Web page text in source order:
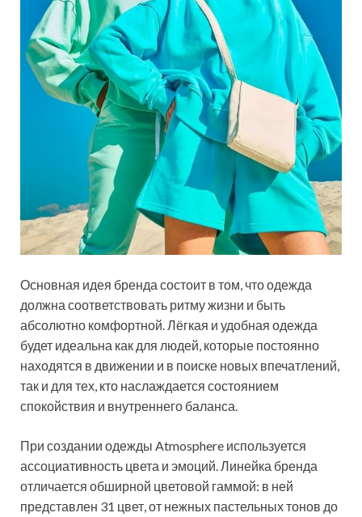
Основная идея бренда состоит в том, что одежда
должна соответствовать ритму жизни и быть
абсолютно комфортной. Лёгкая и удобная одежда
будет идеальна как для людей, которые постоянно
находятся в движении и в поиске новых впечатлений,
так и для тех, кто наслаждается состоянием
спокойствия и внутреннего баланса.
При создании одежды Atmosphere используется
ассоциативность цвета и эмоций. Линейка бренда
отличается обширной цветовой гаммой: в ней
представлен 31 цвет, от нежных пастельных тонов до